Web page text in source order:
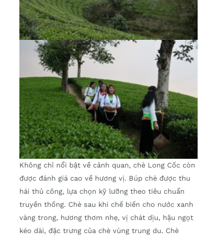
Không chỉ nổi bật về cảnh quan, chè Long Cốc còn
được đánh giá cao về hương vị. Búp chè được thu
hái thủ công, lựa chọn kỹ lưỡng theo tiêu chuẩn
truyền thống. Chè sau khi chế biến cho nước xanh
vàng trong, hương thơm nhẹ, vị chát dịu, hậu ngọt
kéo dài, đặc trưng của chè vùng trung du. Chè